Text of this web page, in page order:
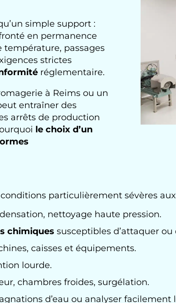
simple support :
en permanence
passages
strictes
réglementaire.
à Reims ou un
entraîner des
arrêts de production
le choix d’un
particulièrement sévères
nettoyage haute pression.
chimiques susceptibles d’attaquer
caisses et équipements.
lourde.
chambres froides, surgélation.
d’eau ou analyser facilement